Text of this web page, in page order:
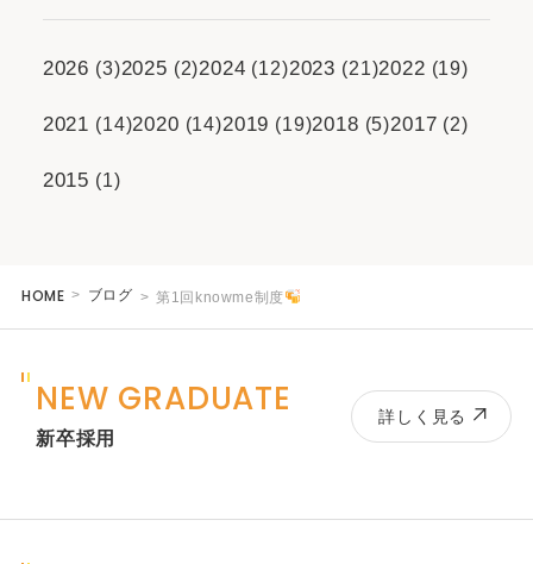
2026 (3)2025 (2)2024 (12)2023 (21)2022 (19)
2021 (14)2020 (14)2019 (19)2018 (5)2017 (2)
2015 (1)
HOME ブログ 第1回knowme制度
NEW GRADUATE
新卒採用
詳しく見る